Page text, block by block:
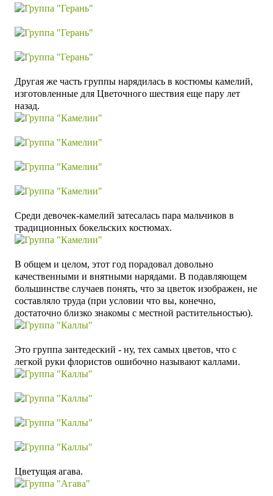
Другая же часть группы нарядилась в костюмы камелий,
изготовленные для Цветочного шествия еще пару лет
назад.
Среди девочек-камелий затесалась пара мальчиков в
традиционных бокельских костюмах.
В общем и целом, этот год порадовал довольно
качественными и внятными нарядами. В подавляющем
большинстве случаев понять, что за цветок изображен, не
составляло труда (при условии что вы, конечно,
достаточно близко знакомы с местной растительностью).
Это группа зантедеский - ну, тех самых цветов, что с
легкой руки флористов ошибочно называют каллами.
Цветущая агава.